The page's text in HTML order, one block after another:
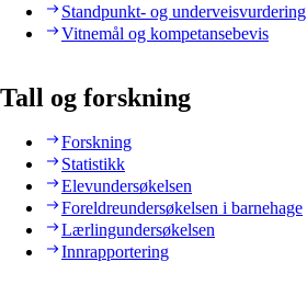
Standpunkt- og underveisvurdering
Vitnemål og kompetansebevis
Tall og forskning
Forskning
Statistikk
Elevundersøkelsen
Foreldreundersøkelsen i barnehage
Lærlingundersøkelsen
Innrapportering